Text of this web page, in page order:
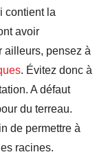
contient la
avoir
ailleurs, pensez à
. Évitez donc à
A défaut
du terreau.
de permettre à
racines.